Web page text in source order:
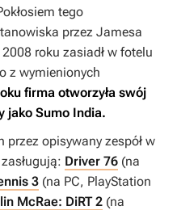
tego
przez Jamesa
roku zasiadł w fotelu
z wymienionych
firma otworzyła swój
jako Sumo India.
przez opisywany zespół w
Driver 76 (na
3 (na PC, PlayStation
McRae: DiRT 2 (na